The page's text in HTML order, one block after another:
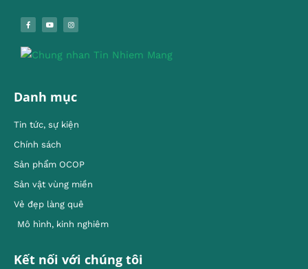
Danh mục
Tin tức, sự kiện
Chính sách
Sản phẩm OCOP
Sản vật vùng miền
Vẻ đẹp làng quê
Mô hình, kinh nghiêm
Kết nối với chúng tôi